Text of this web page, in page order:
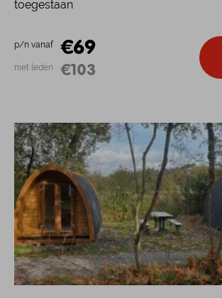
toegestaan
p/n vanaf €69
niet leden €103